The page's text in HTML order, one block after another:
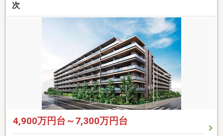
次
4,900万円台～7,300万円台